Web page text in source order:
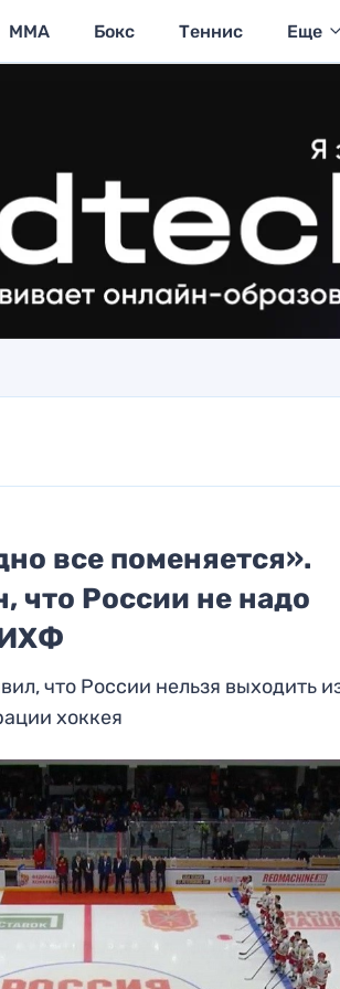
MMA Бокс Теннис Еще
все поменяется».
что России не надо
что России нельзя выходить
хоккея